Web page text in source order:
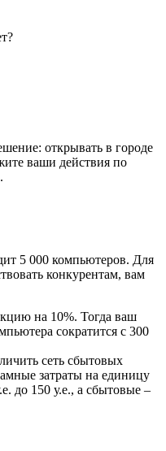
открывать в городе
ваши действия по
5 000 компьютеров. Для
конкурентам, вам
на 10%. Тогда ваш
сократится с 300
сеть сбытовых
затраты на единицу
до 150 у.е., а сбытовые –